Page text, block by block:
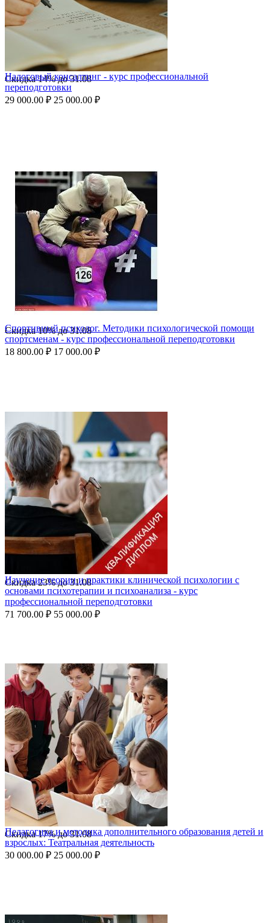
Скидка14%до31.08
Налоговый консалтинг - курс профессиональной
переподготовки
29 000.00 ₽ 25 000.00 ₽
Скидка10%до31.08
Спортивный психолог. Методики психологической помощи
спортсменам - курс профессиональной переподготовки
18 800.00 ₽ 17 000.00 ₽
Скидка23%до31.08
Изучение теории и практики клинической психологии с
основами психотерапии и психоанализа - курс
профессиональной переподготовки
71 700.00 ₽ 55 000.00 ₽
Скидка17%до31.08
Педагогика и методика дополнительного образования детей и
взрослых: Театральная деятельность
30 000.00 ₽ 25 000.00 ₽